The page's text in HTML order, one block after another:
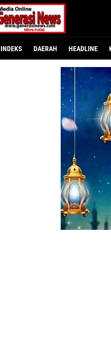
INDEKS DAERAH HEADLINE